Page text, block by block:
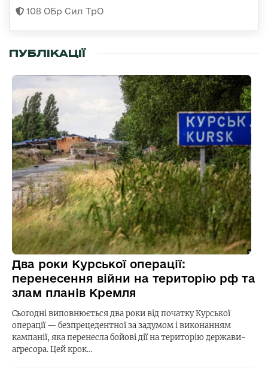
108 ОБр Сил ТрО
ПУБЛІКАЦІЇ
Два роки Курської операції:
перенесення війни на територію рф та
злам планів Кремля
Сьогодні виповнюється два роки від початку Курської
операції — безпрецедентної за задумом і виконанням
кампанії, яка перенесла бойові дії на територію держави-
агресора. Цей крок…